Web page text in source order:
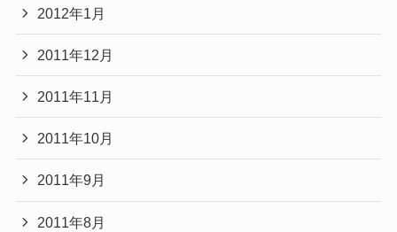
2012年1月
2011年12月
2011年11月
2011年10月
2011年9月
2011年8月